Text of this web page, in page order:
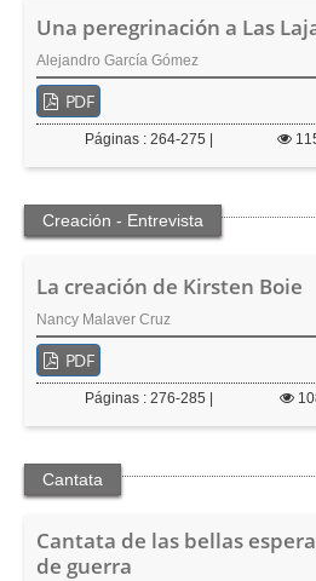
Una peregrinación a Las
Alejandro García Gómez
PDF
Páginas : 264-275 |
Creación - Entrevista
La creación de Kirsten Boie
Nancy Malaver Cruz
PDF
Páginas : 276-285 |
Cantata
Cantata de las bellas
de guerra